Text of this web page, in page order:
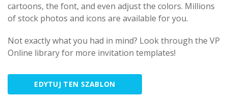
cartoons, the font, and even adjust the colors. Millions
of stock photos and icons are available for you.
Not exactly what you had in mind? Look through the VP
Online library for more invitation templates!
EDYTUJ TEN SZABLON